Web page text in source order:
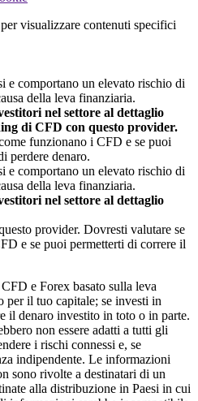
visualizzare contenuti specifici
e comportano un elevato rischio di
della leva finanziaria.
nel settore al dettaglio
di CFD con questo provider.
funzionano i CFD e se puoi
perdere denaro.
e comportano un elevato rischio di
della leva finanziaria.
nel settore al dettaglio
provider. Dovresti valutare se
e se puoi permetterti di correre il
e Forex basato sulla leva
per il tuo capitale; se investi in
il denaro investito in toto o in parte.
non essere adatti a tutti gli
i rischi connessi e, se
indipendente. Le informazioni
sono rivolte a destinatari di un
alla distribuzione in Paesi in cui